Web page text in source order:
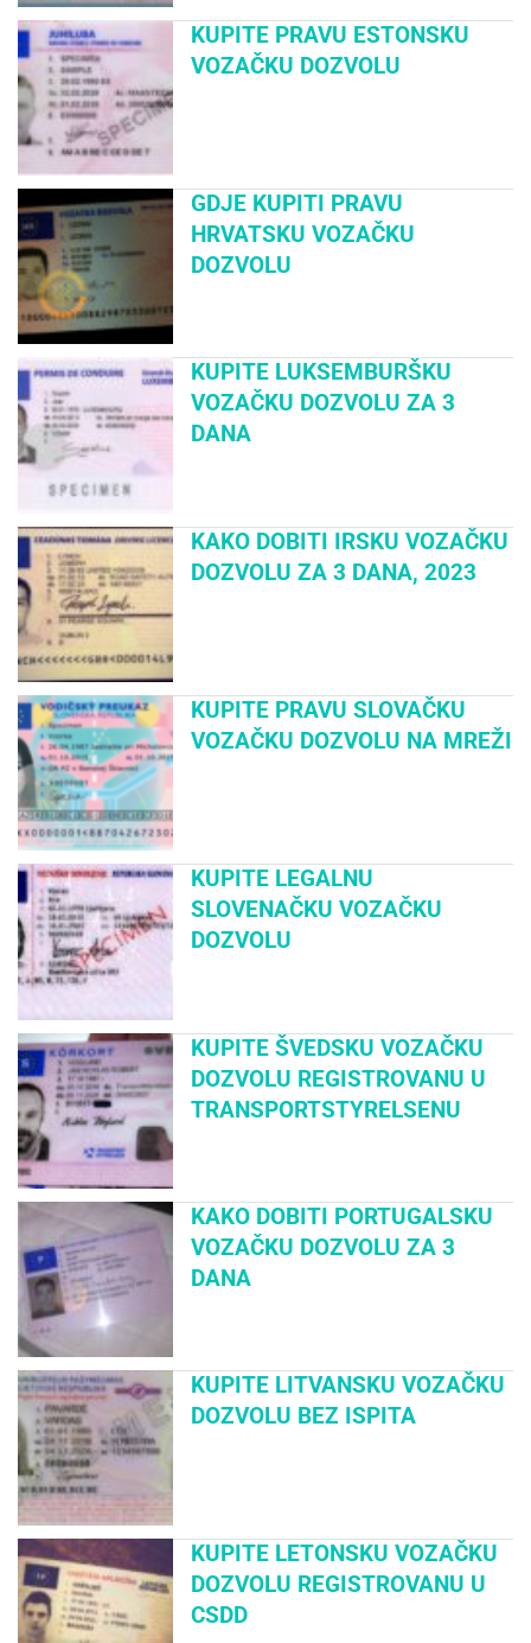
KUPITE PRAVU ESTONSKU
VOZAČKU DOZVOLU
GDJE KUPITI PRAVU
HRVATSKU VOZAČKU
DOZVOLU
KUPITE LUKSEMBURŠKU
VOZAČKU DOZVOLU ZA 3
DANA
KAKO DOBITI IRSKU VOZAČKU
DOZVOLU ZA 3 DANA, 2023
KUPITE PRAVU SLOVAČKU
VOZAČKU DOZVOLU NA MREŽI
KUPITE LEGALNU
SLOVENAČKU VOZAČKU
DOZVOLU
KUPITE ŠVEDSKU VOZAČKU
DOZVOLU REGISTROVANU U
TRANSPORTSTYRELSENU
KAKO DOBITI PORTUGALSKU
VOZAČKU DOZVOLU ZA 3
DANA
KUPITE LITVANSKU VOZAČKU
DOZVOLU BEZ ISPITA
KUPITE LETONSKU VOZAČKU
DOZVOLU REGISTROVANU U
CSDD